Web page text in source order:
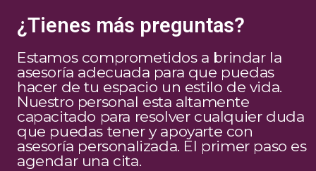
¿Tienes más preguntas?
Estamos comprometidos a brindar la
asesoría adecuada para que puedas
hacer de tu espacio un estilo de vida.
Nuestro personal esta altamente
capacitado para resolver cualquier duda
que puedas tener y apoyarte con
asesoría personalizada. El primer paso es
agendar una cita.